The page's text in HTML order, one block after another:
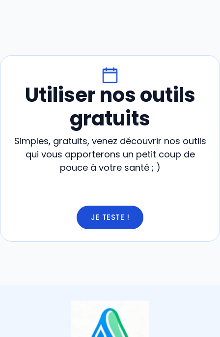
Utiliser nos outils
gratuits
Simples, gratuits, venez découvrir nos outils
qui vous apporterons un petit coup de
pouce à votre santé ; )
JE TESTE !